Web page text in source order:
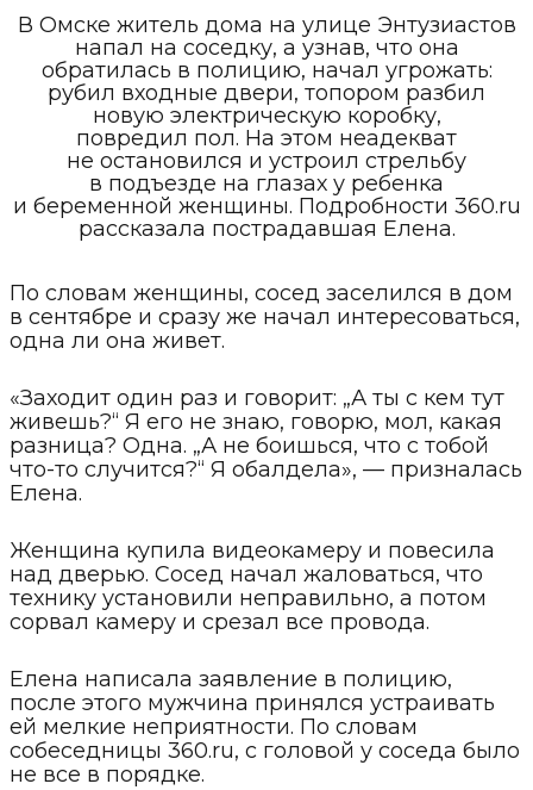
В Омске житель дома на улице Энтузиастов
напал на соседку, а узнав, что она
обратилась в полицию, начал угрожать:
рубил входные двери, топором разбил
новую электрическую коробку,
повредил пол. На этом неадекват
не остановился и устроил стрельбу
в подъезде на глазах у ребенка
и беременной женщины. Подробности 360.ru
рассказала пострадавшая Елена.
По словам женщины, сосед заселился в дом
в сентябре и сразу же начал интересоваться,
одна ли она живет.
«Заходит один раз и говорит: „А ты с кем тут
живешь?“ Я его не знаю, говорю, мол, какая
разница? Одна. „А не боишься, что с тобой
что-то случится?“ Я обалдела», — призналась
Елена.
Женщина купила видеокамеру и повесила
над дверью. Сосед начал жаловаться, что
технику установили неправильно, а потом
сорвал камеру и срезал все провода.
Елена написала заявление в полицию,
после этого мужчина принялся устраивать
ей мелкие неприятности. По словам
собеседницы 360.ru, с головой у соседа было
не все в порядке.